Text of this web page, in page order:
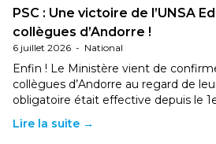
PSC : Une victoire de l’UNSA
collègues d’Andorre !
6 juillet 2026 - National
Enfin ! Le Ministère vient de
collègues d’Andorre au regard de
obligatoire était effective depuis le
Lire la suite →